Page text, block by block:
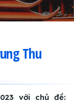
Thu
với chủ đề: